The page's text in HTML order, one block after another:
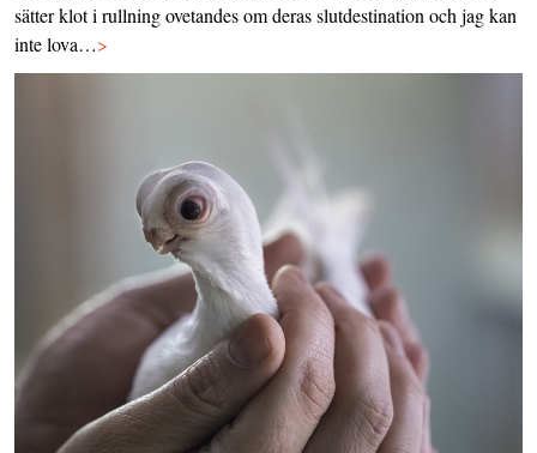
sätter klot i rullning ovetandes om deras slutdestination och jag kan
inte lova…>